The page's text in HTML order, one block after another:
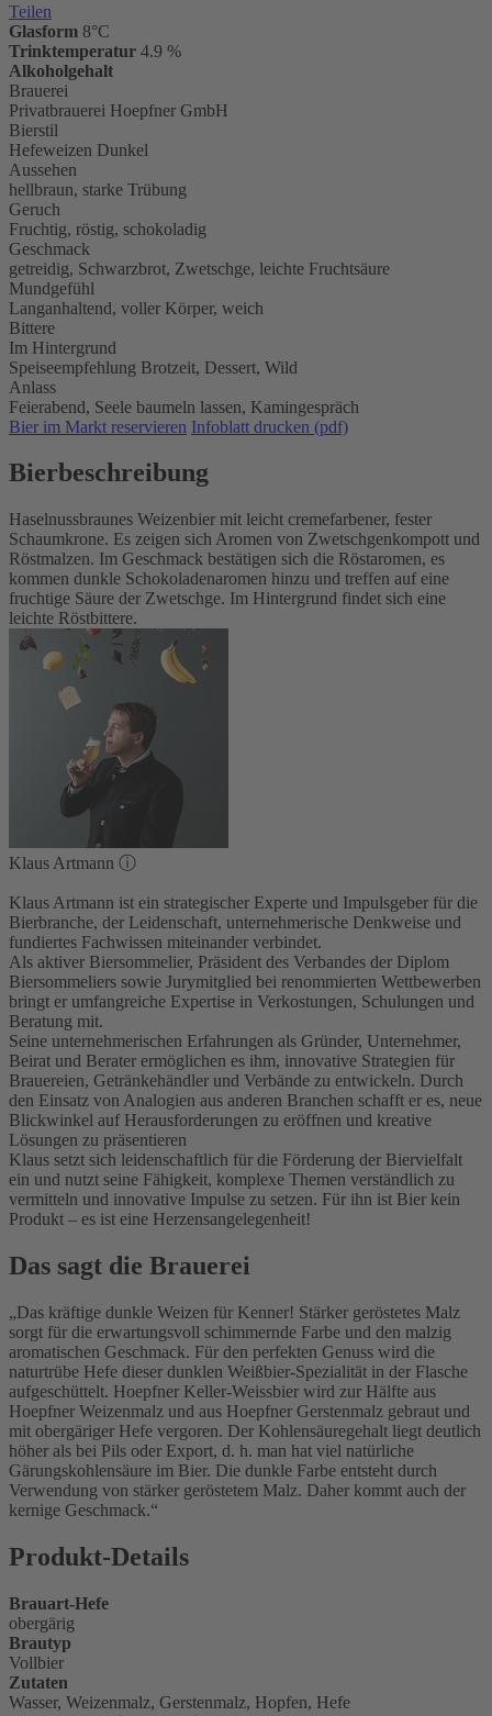
Teilen
Glasform 8°C
Trinktemperatur 4.9 %
Alkoholgehalt
Brauerei
Privatbrauerei Hoepfner GmbH
Bierstil
Hefeweizen Dunkel
Aussehen
hellbraun, starke Trübung
Geruch
Fruchtig, röstig, schokoladig
Geschmack
getreidig, Schwarzbrot, Zwetschge, leichte Fruchtsäure
Mundgefühl
Langanhaltend, voller Körper, weich
Bittere
Im Hintergrund
Speiseempfehlung Brotzeit, Dessert, Wild
Anlass
Feierabend, Seele baumeln lassen, Kamingespräch
Bier im Markt reservieren Infoblatt drucken (pdf)
Bierbeschreibung
Haselnussbraunes Weizenbier mit leicht cremefarbener, fester
Schaumkrone. Es zeigen sich Aromen von Zwetschgenkompott und
Röstmalzen. Im Geschmack bestätigen sich die Röstaromen, es
kommen dunkle Schokoladenaromen hinzu und treffen auf eine
fruchtige Säure der Zwetschge. Im Hintergrund findet sich eine
leichte Röstbittere.
Klaus Artmann ⓘ
Klaus Artmann ist ein strategischer Experte und Impulsgeber für die
Bierbranche, der Leidenschaft, unternehmerische Denkweise und
fundiertes Fachwissen miteinander verbindet.
Als aktiver Biersommelier, Präsident des Verbandes der Diplom
Biersommeliers sowie Jurymitglied bei renommierten Wettbewerben
bringt er umfangreiche Expertise in Verkostungen, Schulungen und
Beratung mit.
Seine unternehmerischen Erfahrungen als Gründer, Unternehmer,
Beirat und Berater ermöglichen es ihm, innovative Strategien für
Brauereien, Getränkehändler und Verbände zu entwickeln. Durch
den Einsatz von Analogien aus anderen Branchen schafft er es, neue
Blickwinkel auf Herausforderungen zu eröffnen und kreative
Lösungen zu präsentieren
Klaus setzt sich leidenschaftlich für die Förderung der Biervielfalt
ein und nutzt seine Fähigkeit, komplexe Themen verständlich zu
vermitteln und innovative Impulse zu setzen. Für ihn ist Bier kein
Produkt – es ist eine Herzensangelegenheit!
Das sagt die Brauerei
Das kräftige dunkle Weizen für Kenner! Stärker geröstetes Malz
sorgt für die erwartungsvoll schimmernde Farbe und den malzig
aromatischen Geschmack. Für den perfekten Genuss wird die
naturtrübe Hefe dieser dunklen Weißbier-Spezialität in der Flasche
aufgeschüttelt. Hoepfner Keller-Weissbier wird zur Hälfte aus
Hoepfner Weizenmalz und aus Hoepfner Gerstenmalz gebraut und
mit obergäriger Hefe vergoren. Der Kohlensäuregehalt liegt deutlich
höher als bei Pils oder Export, d. h. man hat viel natürliche
Gärungskohlensäure im Bier. Die dunkle Farbe entsteht durch
Verwendung von stärker geröstetem Malz. Daher kommt auch der
kernige Geschmack.
Produkt-Details
Brauart-Hefe
obergärig
Brautyp
Vollbier
Zutaten
Wasser, Weizenmalz, Gerstenmalz, Hopfen, Hefe